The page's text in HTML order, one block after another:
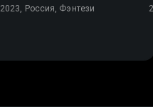
2023, Россия, Фэнтези